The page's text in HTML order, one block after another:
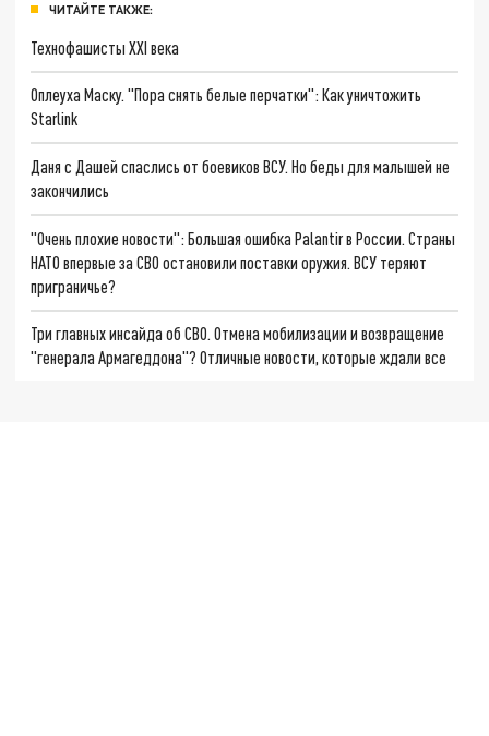
ЧИТАЙТЕ ТАКЖЕ:
Технофашисты XXI века
Оплеуха Маску. "Пора снять белые перчатки": Как уничтожить
Starlink
Даня с Дашей спаслись от боевиков ВСУ. Но беды для малышей не
закончились
"Очень плохие новости": Большая ошибка Palantir в России. Страны
НАТО впервые за СВО остановили поставки оружия. ВСУ теряют
приграничье?
Три главных инсайда об СВО. Отмена мобилизации и возвращение
"генерала Армагеддона"? Отличные новости, которые ждали все